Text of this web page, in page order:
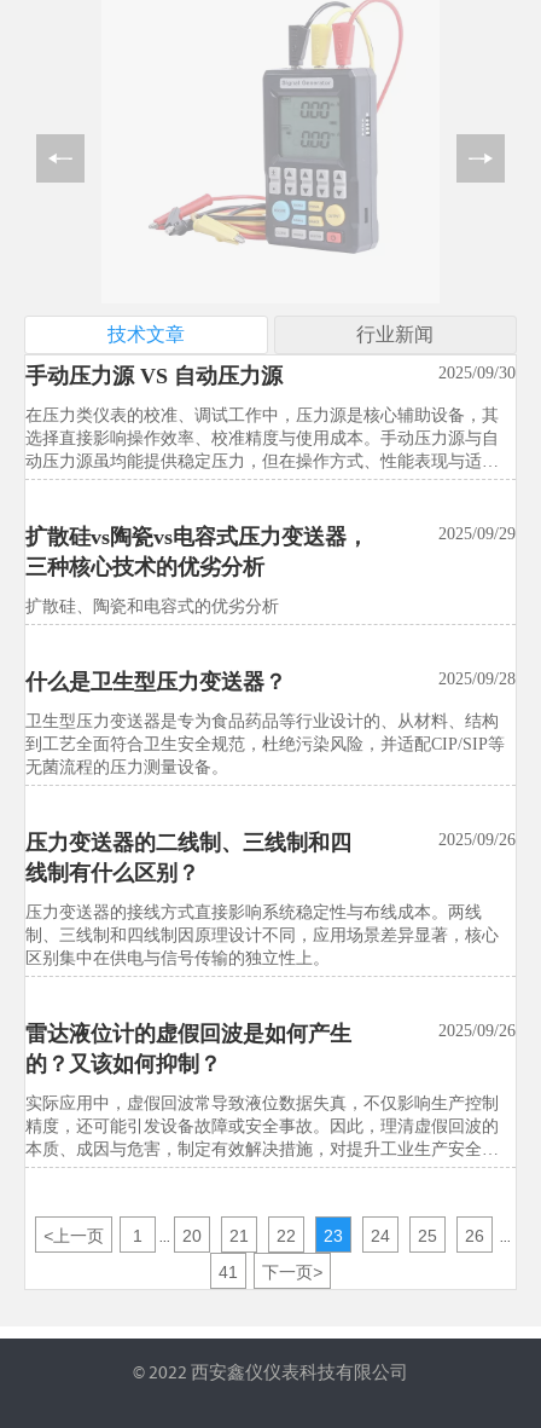
技术文章 行业新闻
手动压力源 VS 自动压力源 2025/09/30
在压力类仪表的校准、调试工作中，压力源是核心辅助设备，其
选择直接影响操作效率、校准精度与使用成本。手动压力源与自
动压力源虽均能提供稳定压力，但在操作方式、性能表现与适用
场景上差异显著。
扩散硅vs陶瓷vs电容式压力变送器，
三种核心技术的优劣分析
2025/09/29
扩散硅、陶瓷和电容式的优劣分析
什么是卫生型压力变送器？ 2025/09/28
卫生型压力变送器是专为食品药品等行业设计的、从材料、结构
到工艺全面符合卫生安全规范，杜绝污染风险，并适配CIP/SIP等
无菌流程的压力测量设备。
压力变送器的二线制、三线制和四
线制有什么区别？
2025/09/26
压力变送器的接线方式直接影响系统稳定性与布线成本。两线
制、三线制和四线制因原理设计不同，应用场景差异显著，核心
区别集中在供电与信号传输的独立性上。
雷达液位计的虚假回波是如何产生
的？又该如何抑制？
2025/09/26
实际应用中，虚假回波常导致液位数据失真，不仅影响生产控制
精度，还可能引发设备故障或安全事故。因此，理清虚假回波的
本质、成因与危害，制定有效解决措施，对提升工业生产安全性
与效率至关重要。
<上一页 1 20 21 22 23 24 25 26
41 下一页>
汉诺威工博会新增智能试验装备展
区，中国展团预订率达92%
2026/07/21
汉诺威工博会新增智能试验装备展区，中国展团预订率达92%，释
放试验设备国际化升级信号。本文解析独立展区对出口、采购、
洋山港试行试验设备出口绿色通道
试验设备行业关注：洋山港试行试验设备出口绿色通道，通关平
均缩短3.2天，并将ISO 14001、RoHS、碳足迹声明等纳入条件。
东南亚多国启动试验设备能效标签
强制计划
2026/07/21
理。快速了解IE3门槛、ASEAN测试报告要求与出口合规应对重
点。
美国FDA修订实验室设备进口合规
指引
2026/07/21
本文详解新规影响、执行时间与对美出口应对重点，帮助企业提
前合规布局。
欧盟CE新规生效：试验设备EMC测
试标准升级至EN IEC 61326-1:2026
2026/07/21
的认证、型式试验与技术文件更新要点，帮助企业提前应对合规
与交付风险。
© 2022 西安鑫仪仪表科技有限公司